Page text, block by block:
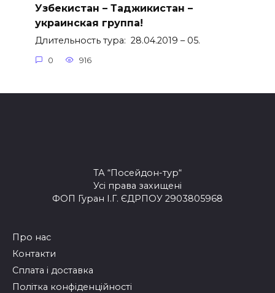
Узбекистан – Таджикистан –
украинская группа!
Длительность тура: 28.04.2019 – 05.
0 916
ТА “Посейдон-тур“
Усі права захищені
ФОП Гуран І.Г. ЄДРПОУ 2903805968
Про нас
Контакти
Сплата і доставка
Політка конфіденційності